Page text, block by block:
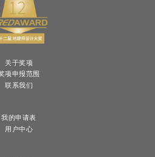
关于奖项
项申报范围
联系我们
我的申请表
用户中心